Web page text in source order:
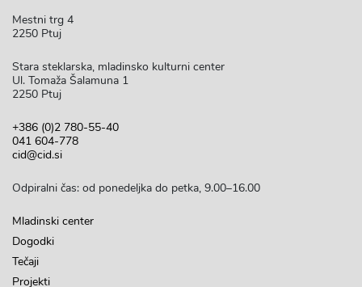
Mestni trg 4
2250 Ptuj
Stara steklarska, mladinsko kulturni center
Ul. Tomaža Šalamuna 1
2250 Ptuj
+386 (0)2 780-55-40
041 604-778
cid@cid.si
Odpiralni čas: od ponedeljka do petka, 9.00–16.00
Mladinski center
Dogodki
Tečaji
Projekti